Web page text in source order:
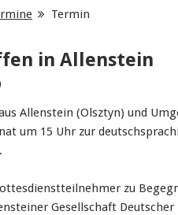
Termin
in Allenstein
Allenstein (Olsztyn) und
um 15 Uhr zur
zu
Gesellschaft